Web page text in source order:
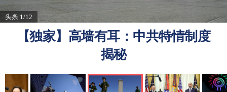
网
头条 1/12
【独家】高墙有耳：中共特情制度
揭秘